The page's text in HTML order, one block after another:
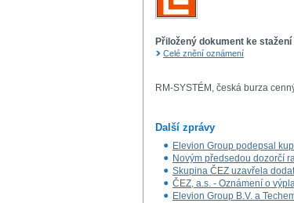
Přiložený dokument ke stažení
Celé znění oznámení
RM-SYSTÉM, česká burza
Další zprávy
Elevion Group podepsal
Novým předsedou dozorčí
Skupina ČEZ uzavřela
ČEZ, a.s. - Oznámení o
Elevion Group B.V. a